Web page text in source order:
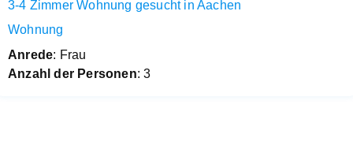
3-4 Zimmer Wohnung gesucht in Aachen
Wohnung
Anrede: Frau
Anzahl der Personen: 3